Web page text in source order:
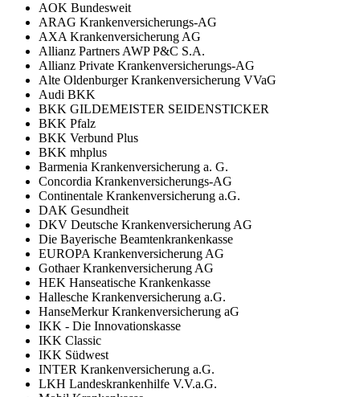
AOK Bundesweit
ARAG Krankenversicherungs-AG
AXA Krankenversicherung AG
Allianz Partners AWP P&C S.A.
Allianz Private Krankenversicherungs-AG
Alte Oldenburger Krankenversicherung VVaG
Audi BKK
BKK GILDEMEISTER SEIDENSTICKER
BKK Pfalz
BKK Verbund Plus
BKK mhplus
Barmenia Krankenversicherung a. G.
Concordia Krankenversicherungs-AG
Continentale Krankenversicherung a.G.
DAK Gesundheit
DKV Deutsche Krankenversicherung AG
Die Bayerische Beamtenkrankenkasse
EUROPA Krankenversicherung AG
Gothaer Krankenversicherung AG
HEK Hanseatische Krankenkasse
Hallesche Krankenversicherung a.G.
HanseMerkur Krankenversicherung aG
IKK - Die Innovationskasse
IKK Classic
IKK Südwest
INTER Krankenversicherung a.G.
LKH Landeskrankenhilfe V.V.a.G.